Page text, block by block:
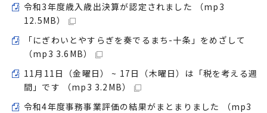
令和3年度歳入歳出決算が認定されました （mp3
12.5MB）
「にぎわいとやすらぎを奏でるまち-十条」をめざして
（mp3 3.6MB）
11月11日（金曜日） ~ 17日（木曜日）は「税を考える週
間」です （mp3 3.2MB）
令和4年度事務事業評価の結果がまとまりました （mp3